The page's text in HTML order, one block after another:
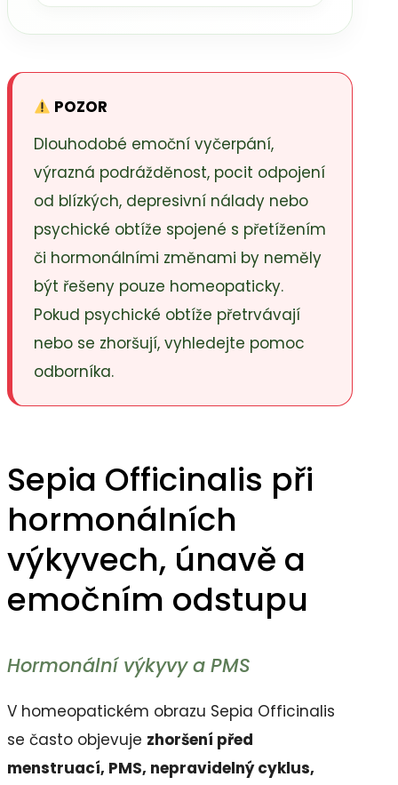
POZOR
Dlouhodobé emoční vyčerpání,
výrazná podrážděnost, pocit odpojení
od blízkých, depresivní nálady nebo
psychické obtíže spojené s přetížením
či hormonálními změnami by neměly
být řešeny pouze homeopaticky.
Pokud psychické obtíže přetrvávají
nebo se zhoršují, vyhledejte pomoc
odborníka.
Sepia Officinalis při
hormonálních
výkyvech, únavě a
emočním odstupu
Hormonální výkyvy a PMS
V homeopatickém obrazu Sepia Officinalis
se často objevuje zhoršení před
menstruací, PMS, nepravidelný cyklus,